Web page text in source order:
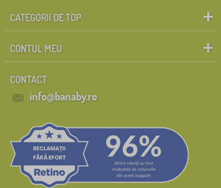
CATEGORII DE TOP
CONTUL MEU
CONTACT
info@banaby.ro